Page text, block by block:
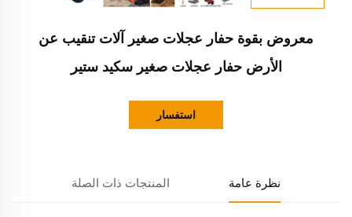
معروض بقوة حفار عجلات صغير آلات تنقيب عن
الأرض حفار عجلات صغير سكيد ستير
استفسار
نظرة عامة المنتجات ذات الصلة